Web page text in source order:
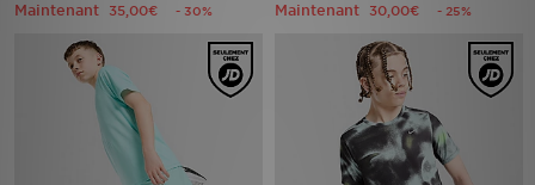
Maintenant 35,00€ - 30% Maintenant 30,00€ - 25%